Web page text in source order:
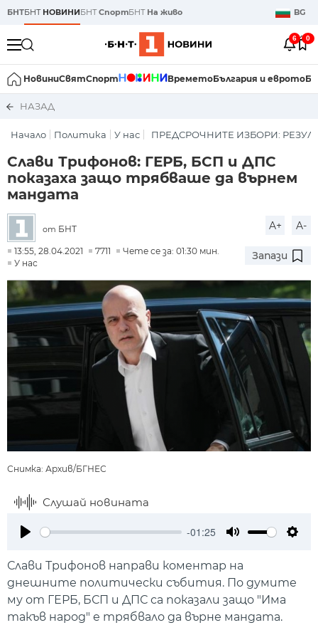
БНТБНТ НОВИНИБНТСпортБНТ На живо BG
6 0
НовиниСвятСпорт ВреметоБългария и еврото
НАЗАД
Начало Политика У нас ПРЕДСРОЧНИТЕ ИЗБОРИ:
Слави Трифонов: ГЕРБ, БСП и ДПС
показаха защо трябваше да върнем
мандата
от БНТ A+ A-
13:55, 28.04.2021 7711
Чете се за: 01:30 мин.
У нас
Запази
Снимка: Архив/БГНЕС
Слушай новината
-01:25
Слави Трифонов направи коментар на
днешните политически събития. По думите
му от ГЕРБ, БСП и ДПС са показали защо "Има
такъв народ" е трябвало да върне мандата.